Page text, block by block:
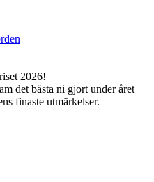
2026!
det bästa ni gjort under året
finaste utmärkelser.